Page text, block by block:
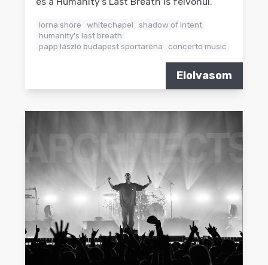
lorna shore whitechapel
shadow of intent
humanity's last breath
papp lászló budapest sportaréna
concerto music
Elolvasom